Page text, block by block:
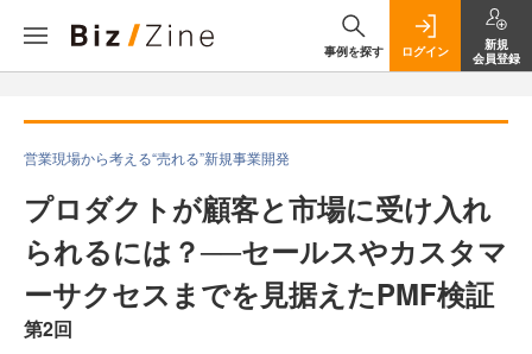
事例を探す ログイン
新規
会員登録
営業現場から考える“売れる”新規事業開発
プロダクトが顧客と市場に受け入れ
られるには？──セールスやカスタマ
ーサクセスまでを見据えたPMF検証
第2回